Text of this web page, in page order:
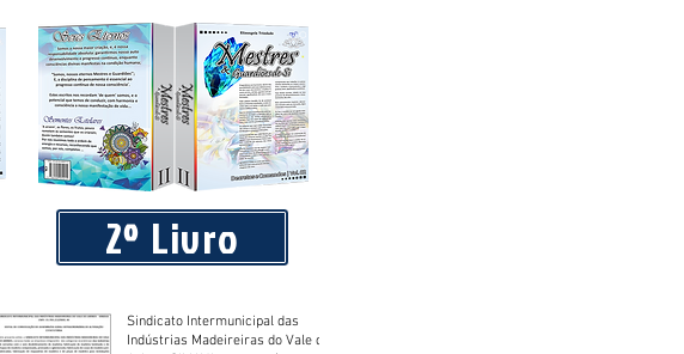
2º Livro
Sindicato Intermunicipal das
Indústrias Madeireiras do Vale do